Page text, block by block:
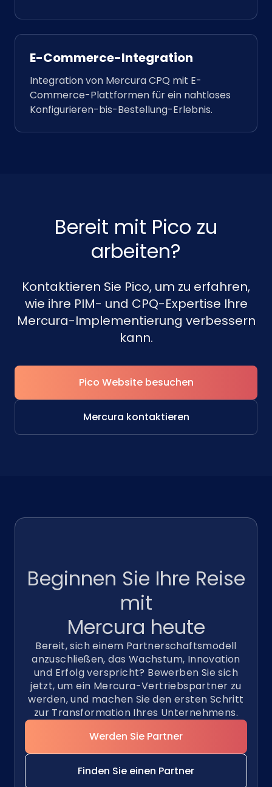
E-Commerce-Integration
Integration von Mercura CPQ mit E-
Commerce-Plattformen für ein nahtloses
Konfigurieren-bis-Bestellung-Erlebnis.
Bereit mit Pico zu
arbeiten?
Kontaktieren Sie Pico, um zu erfahren,
wie ihre PIM- und CPQ-Expertise Ihre
Mercura-Implementierung verbessern
kann.
Pico Website besuchen
Mercura kontaktieren
Beginnen Sie Ihre Reise
mit
Mercura heute
Bereit, sich einem Partnerschaftsmodell
anzuschließen, das Wachstum, Innovation
und Erfolg verspricht? Bewerben Sie sich
jetzt, um ein Mercura-Vertriebspartner zu
werden, und machen Sie den ersten Schritt
zur Transformation Ihres Unternehmens.
Werden Sie Partner
Finden Sie einen Partner